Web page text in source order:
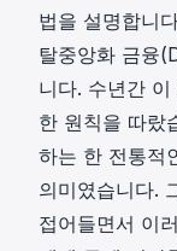
법을 설명합니
탈중앙화 금융
니다. 수년간
한 원칙을 따랐
하는 한 전통적
의미였습니다.
접어들면서 이